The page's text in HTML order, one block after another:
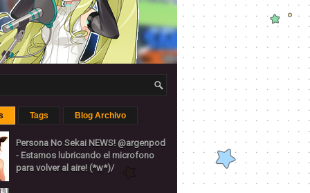
Tags Blog Archivo
Persona No Sekai NEWS! @argenpod
- Estamos lubricando el microfono
para volver al aire! (*w*)/